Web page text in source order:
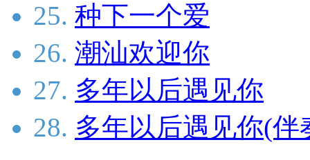
25. 种下一个爱
26. 潮汕欢迎你
27. 多年以后遇见你
28. 多年以后遇见你(伴